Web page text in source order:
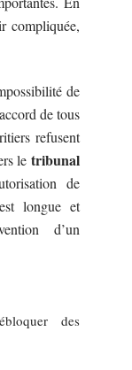
compliquée,
de
de tous
refusent
le tribunal
de
longue et
d’un
des